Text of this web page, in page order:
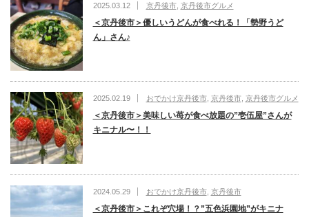
2025.03.12 京丹後市, 京丹後市グルメ
＜京丹後市＞優しいうどんが食べれる！「勢野うど
ん」さん♪
2025.02.19 おでかけ京丹後市, 京丹後市, 京丹後市グルメ
＜京丹後市＞美味しい苺が食べ放題の”壱伍屋”さんが
キニナル〜！！
2024.05.29 おでかけ京丹後市, 京丹後市
＜京丹後市＞これぞ穴場！？”五色浜園地”がキニナ